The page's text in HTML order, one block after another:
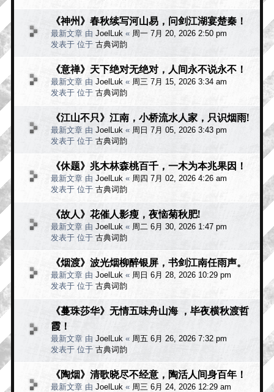
《神州》春秋续写河山易，问剑江湖宴楚秦！
最新文章 由 JoelLuk « 周一 7月 20, 2026 2:50 pm
发表于 位于 古典词韵
《意禅》天下绝对无绝对，人间永不说永不！
最新文章 由 JoelLuk « 周三 7月 15, 2026 3:34 am
发表于 位于 古典词韵
《江山不只》江南，小桥流水人家，只识烟雨!
最新文章 由 JoelLuk « 周日 7月 05, 2026 3:43 pm
发表于 位于 古典词韵
《休题》兆木林森桃百千，一木为本兆果因！
最新文章 由 JoelLuk « 周四 7月 02, 2026 4:26 am
发表于 位于 古典词韵
《故人》花催人影瘦，夜恼菊秋肥!
最新文章 由 JoelLuk « 周二 6月 30, 2026 1:47 pm
发表于 位于 古典词韵
《烟渡》波光烟柳醉银屏，书剑江南任雨声。
最新文章 由 JoelLuk « 周日 6月 28, 2026 10:29 pm
发表于 位于 古典词韵
《蔓珠莎华》无情五味舟山海 ，毕夜横秋渡哲
霞！
最新文章 由 JoelLuk « 周五 6月 26, 2026 7:32 pm
发表于 位于 古典词韵
《陶烟》清歌晓尽不经意，陶活人间身百年！
最新文章 由 JoelLuk « 周三 6月 24, 2026 12:29 am